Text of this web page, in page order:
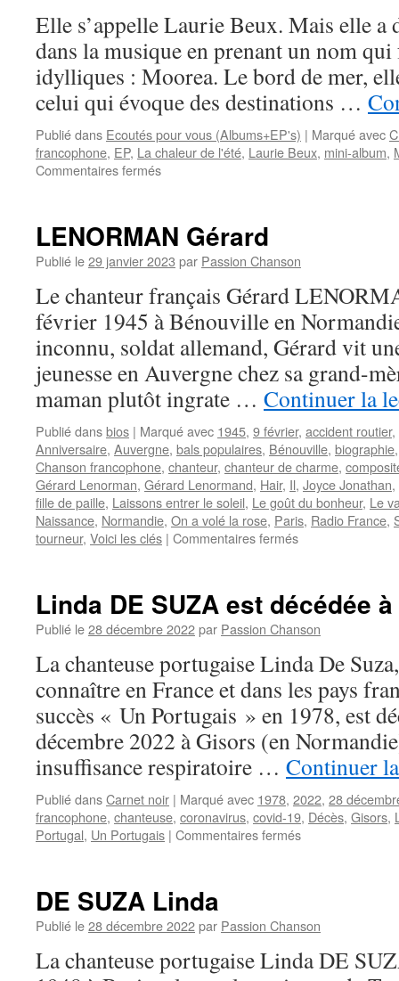
«
Elle s’appelle Laurie Beux. Mais elle a
dans la musique en prenant un nom qui
idylliques : Moorea. Le bord de mer,
celui qui évoque des destinations …
Publié dans Ecoutés pour vous (Albums+EP's) | Marqué avec
francophone, EP, La chaleur de l'été, Laurie Beux, mini-album,
Commentaires ferméssur
nom
de
pour
évoquer
la
réalité
LENORMAN Gérard
Publié le29 janvier 2023 par Passion Chanson
Le chanteur français Gérard
février 1945 à Bénouville en
inconnu, soldat allemand, Gérard vit
jeunesse en Auvergne chez sa grand-
maman plutôt ingrate … Continuer la
Publié dansbios | Marqué avec 1945, 9 février, accident routier,
Anniversaire, Auvergne, bals populaires, Bénouville, biographie
Chanson francophone, chanteur, chanteur de charme,
Gérard Lenorman, Gérard Lenormand, Hair, Il, Joyce Jonathan,
fille de paille, Laissons entrer le soleil, Le goût du bonheur, Le
Naissance, Normandie, On a volé la rose, Paris, Radio France,
tourneur, Voici les clés | Commentaires ferméssur
Linda DE SUZA est décédée
Publié le28 décembre 2022par Passion Chanson
La chanteuse portugaise Linda De
connaître en France et dans les pays
succès « Un Portugais » en 1978, est
décembre 2022 à Gisors (en
insuffisance respiratoire … Continuer
Publié dansCarnet noir | Marqué avec 1978, 2022, 28
francophone, chanteuse, coronavirus, covid-19, Décès, Gisors,
Portugal, Un Portugais | Commentaires ferméssur
décédée
l’âge
DE SUZA Linda
Publié le28 décembre 2022par Passion Chanson
La chanteuse portugaise Linda DE